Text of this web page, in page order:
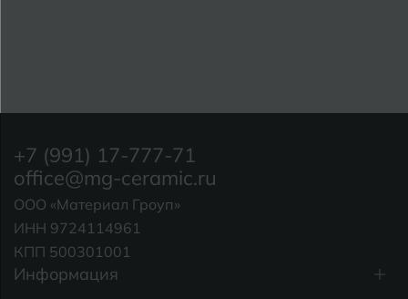
Информация
+7 (991) 17-777-71
office@mg-ceramic.ru
ООО «Материал Гроуп»
ИНН 9724114961
КПП 500301001